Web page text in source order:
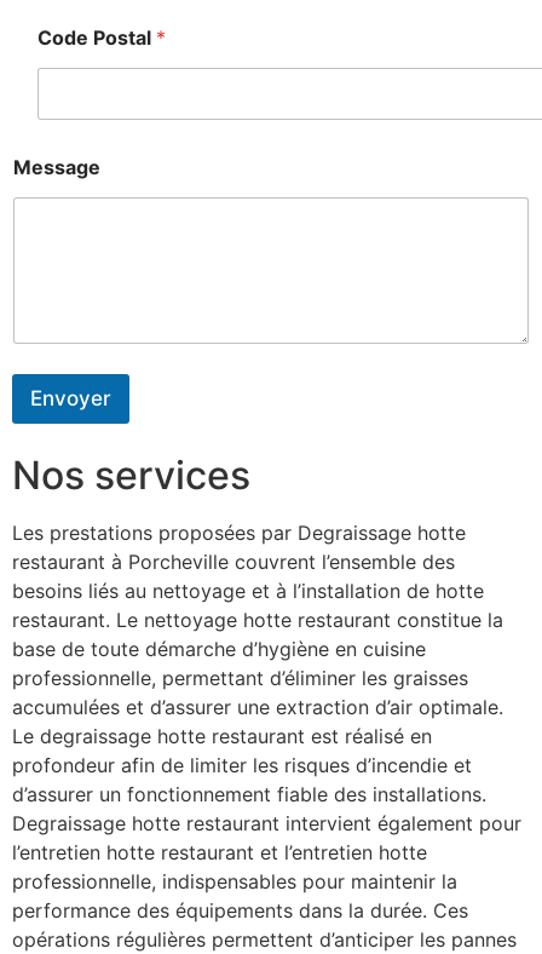
Code Postal *
Message
Envoyer
Nos services
Les prestations proposées par Degraissage hotte
restaurant à Porcheville couvrent l’ensemble des
besoins liés au nettoyage et à l’installation de hotte
restaurant. Le nettoyage hotte restaurant constitue la
base de toute démarche d’hygiène en cuisine
professionnelle, permettant d’éliminer les graisses
accumulées et d’assurer une extraction d’air optimale.
Le degraissage hotte restaurant est réalisé en
profondeur afin de limiter les risques d’incendie et
d’assurer un fonctionnement fiable des installations.
Degraissage hotte restaurant intervient également pour
l’entretien hotte restaurant et l’entretien hotte
professionnelle, indispensables pour maintenir la
performance des équipements dans la durée. Ces
opérations régulières permettent d’anticiper les pannes